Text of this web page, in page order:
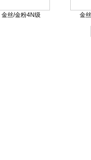
金丝/金粉4N级 金